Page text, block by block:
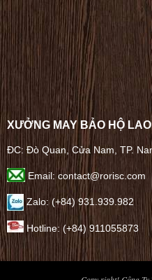
XƯỞNG MAY BẢO HỘ
ĐC: Đò Quan, Cửa Nam, TP.
Email: contact@rorisc.com
Zalo: (+84) 931.939.982
Hotline: (+84) 911055873